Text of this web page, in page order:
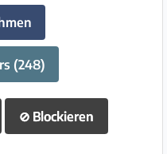
(248)
⊘ Blockieren